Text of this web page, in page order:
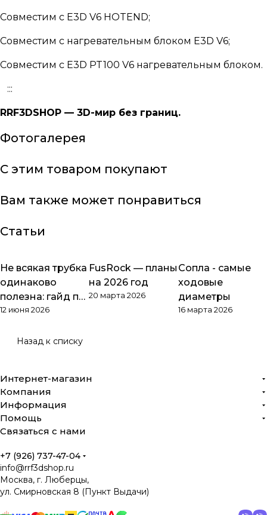
Совместим с E3D V6 HOTEND;
Совместим с нагревательным блоком E3D V6;
Совместим с E3D PT100 V6 нагревательным блоком.
:::
RRF3DSHOP — 3D-мир без границ.
Фотогалерея
С этим товаром покупают
Вам также может понравиться
Статьи
Обзоры товаров
Не всякая трубка
одинаково
полезна: гайд по
PTFE
12 июня 2026
Обзоры товаров
FusRock — планы
на 2026 год
20 марта 2026
Обзоры товаров
Сопла - самые
ходовые
диаметры
16 марта 2026
Назад к списку
Интернет-магазин
Компания
Информация
Помощь
Связаться с нами
+7 (926) 737-47-04
info@rrf3dshop.ru
Москва, г. Люберцы,
ул. Смирновская 8 (Пункт Выдачи)